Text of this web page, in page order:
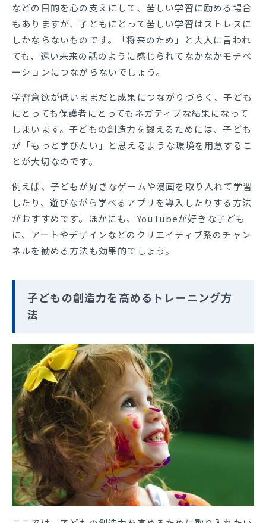
などの目的を心の支えにして、苦しい学習に励める場合
もありますが、子どもにとって苦しい学習はストレスに
しかならないものです。「将来のため」と大人に言われ
ても、遠い未来の話のように感じられてなかなかモチベ
ーションにつながらないでしょう。
学習意欲が低いままだと成果につながりづらく、子ども
にとっても保護者にとってもネガティブな結果になって
しまいます。子どもの創造力を鍛えるためには、子ども
が「もっと学びたい」と思えるような環境を用意するこ
とが大切なのです。
例えば、子どもが好きなゲームや漫画を取り入れて学習
したり、遊びながら学べるアプリを導入したりする方法
がおすすめです。ほかにも、YouTubeが好きな子ども
に、アートやデザインなどのクリエイティブ系のチャン
ネルを勧める方法も効果的でしょう。
子どもの創造力を高めるトレーニング方
法